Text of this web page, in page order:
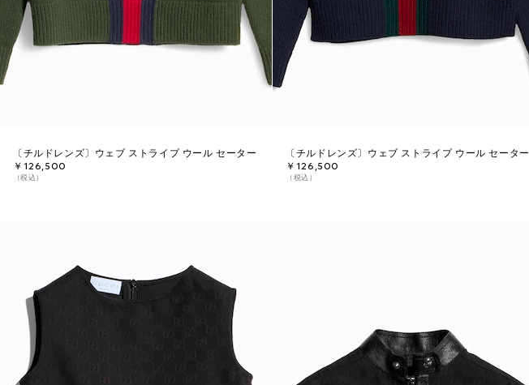
〔チルドレンズ〕ウェブ ストライプ ウール セーター
￥126,500
（税込）
〔チルドレンズ〕ウェブ ストライプ ウール セーター
￥126,500
（税込）